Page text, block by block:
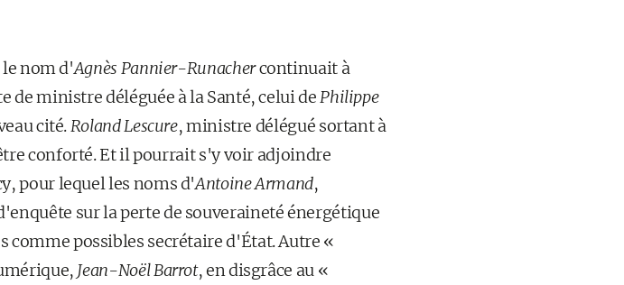
le nom d'Agnès Pannier-Runachercontinuait à
de ministre déléguée à la Santé, celui dePhilippe
cité.Roland Lescure, ministre délégué sortant à
conforté. Et il pourrait s'y voir adjoindre
pour lequel les noms d'Antoine Armand,
sur la perte de souveraineté énergétique
comme possibles secrétaire d'État. Autre «
Jean-Noël Barrot, en disgrâce au «